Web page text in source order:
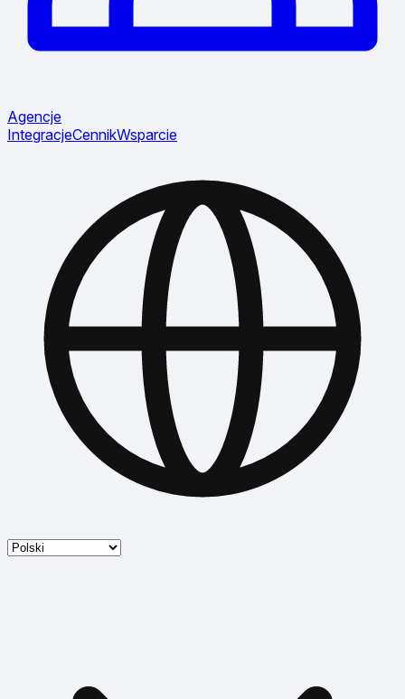
Agencje
IntegracjeCennikWsparcie